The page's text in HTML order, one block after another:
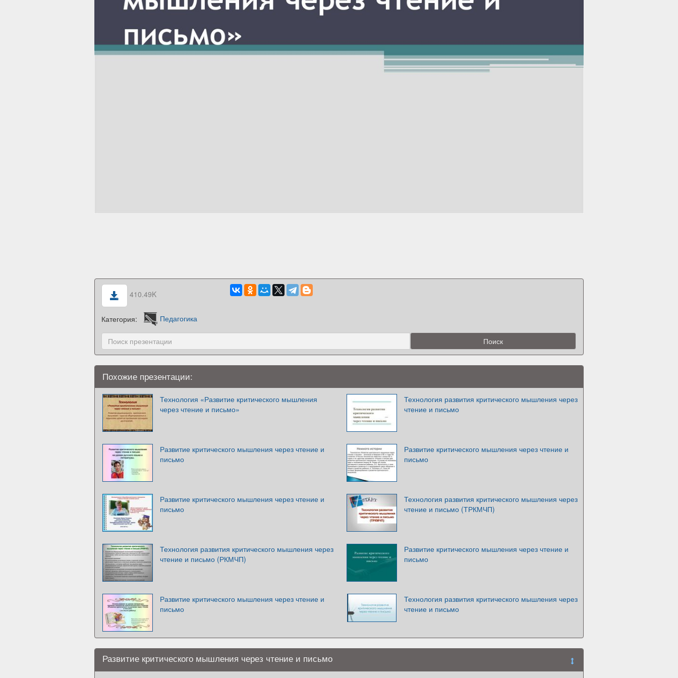
410.49K
Категория: Педагогика
Похожие презентации:
Технология «Развитие критического мышления
через чтение и письмо»
Технология развития критического мышления через
чтение и письмо
Развитие критического мышления через чтение и
письмо
Развитие критического мышления через чтение и
письмо
Развитие критического мышления через чтение и
письмо
Технология развития критического мышления через
чтение и письмо (ТРКМЧП)
Технология развития критического мышления через
чтение и письмо (РКМЧП)
Развитие критического мышления через чтение и
письмо
Развитие критического мышления через чтение и
письмо
Технология развития критического мышления через
чтение и письмо
Развитие критического мышления через чтение и письмо